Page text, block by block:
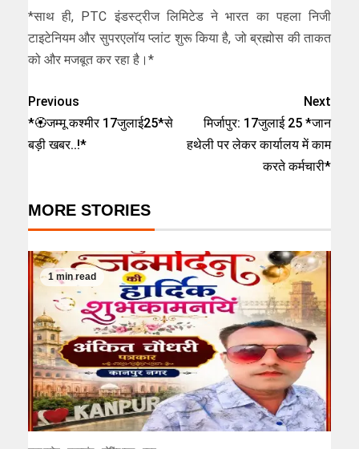
*साथ ही, PTC इंडस्ट्रीज लिमिटेड ने भारत का पहला निजी
टाइटेनियम और सुपरएलॉय प्लांट शुरू किया है, जो ब्रह्मोस की ताकत
को और मजबूत कर रहा है।*
Previous
*🏵️जम्मू कश्मीर 17जुलाई25*से
बड़ी खबर..!*
Next
मिर्जापुर: 17जुलाई 25 *जान
हथेली पर लेकर कार्यालय में काम
करते कर्मचारी*
MORE STORIES
1 min read